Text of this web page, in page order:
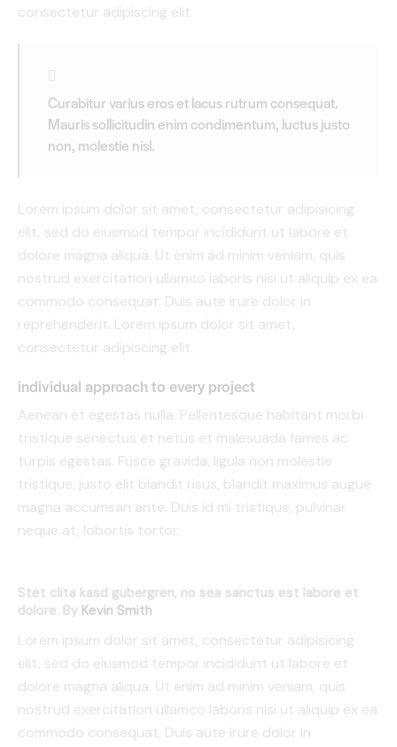
consectetur adipiscing elit.
Curabitur varius eros et lacus rutrum consequat.
Mauris sollicitudin enim condimentum, luctus justo
non, molestie nisl.
Lorem ipsum dolor sit amet, consectetur adipisicing
elit, sed do eiusmod tempor incididunt ut labore et
dolore magna aliqua. Ut enim ad minim veniam, quis
nostrud exercitation ullamco laboris nisi ut aliquip ex ea
commodo consequat. Duis aute irure dolor in
reprehenderit. Lorem ipsum dolor sit amet,
consectetur adipiscing elit.
individual approach to every project
Aenean et egestas nulla. Pellentesque habitant morbi
tristique senectus et netus et malesuada fames ac
turpis egestas. Fusce gravida, ligula non molestie
tristique, justo elit blandit risus, blandit maximus augue
magna accumsan ante. Duis id mi tristique, pulvinar
neque at, lobortis tortor.
Stet clita kasd gubergren, no sea sanctus est labore et
dolore. By Kevin Smith
Lorem ipsum dolor sit amet, consectetur adipisicing
elit, sed do eiusmod tempor incididunt ut labore et
dolore magna aliqua. Ut enim ad minim veniam, quis
nostrud exercitation ullamco laboris nisi ut aliquip ex ea
commodo consequat. Duis aute irure dolor in